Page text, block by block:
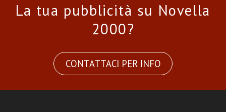
La tua pubblicità su Novella
2000?
CONTATTACI PER INFO